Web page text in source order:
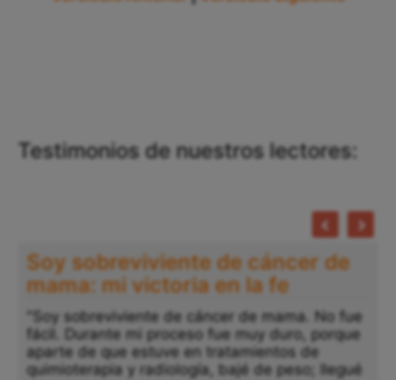
Testimonios de nuestros lectores:
Soy sobreviviente de cáncer de
mama: mi victoria en la fe
"Soy sobreviviente de cáncer de mama. No fue
fácil. Durante mi proceso fue muy duro, porque
aparte de que estuve en tratamientos de
quimioterapia y radiología, bajé de peso; llegué